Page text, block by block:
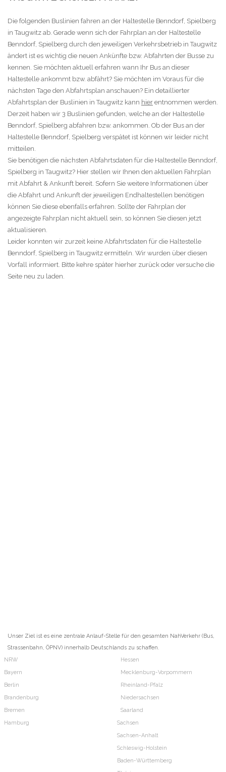
Die folgenden Buslinien fahren an der Haltestelle Benndorf, Spielberg
in Taugwitz ab. Gerade wenn sich der Fahrplan an der Haltestelle
Benndorf, Spielberg durch den jeweiligen Verkehrsbetrieb in Taugwitz
ändert ist es wichtig die neuen Ankünfte bzw. Abfahrten der Busse zu
kennen. Sie möchten aktuell erfahren wann Ihr Bus an dieser
Haltestelle ankommt bzw. abfährt? Sie möchten im Voraus für die
nächsten Tage den Abfahrtsplan anschauen? Ein detaillierter
Abfahrtsplan der Buslinien in Taugwitz kann hier entnommen werden.
Derzeit haben wir 3 Buslinien gefunden, welche an der Haltestelle
Benndorf, Spielberg abfahren bzw. ankommen. Ob der Bus an der
Haltestelle Benndorf, Spielberg verspätet ist können wir leider nicht
mitteilen.
Sie benötigen die nächsten Abfahrtsdaten für die Haltestelle Benndorf,
Spielberg in Taugwitz? Hier stellen wir Ihnen den aktuellen Fahrplan
mit Abfahrt & Ankunft bereit. Sofern Sie weitere Informationen über
die Abfahrt und Ankunft der jeweiligen Endhaltestellen benötigen
können Sie diese ebenfalls erfahren. Sollte der Fahrplan der
angezeigte Fahrplan nicht aktuell sein, so können Sie diesen jetzt
aktualisieren.
Leider konnten wir zurzeit keine Abfahrtsdaten für die Haltestelle
Benndorf, Spielberg in Taugwitz ermitteln. Wir wurden über diesen
Vorfall informiert. Bitte kehre später hierher zurück oder versuche die
Seite neu zu laden.
Unser Ziel ist es eine zentrale Anlauf-Stelle für den gesamten NahVerkehr (Bus,
Strassenbahn, ÖPNV) innerhalb Deutschlands zu schaffen.
NRW
Bayern
Berlin
Brandenburg
Bremen
Hamburg
Hessen
Mecklenburg-Vorpommern
Rheinland-Pfalz
Niedersachsen
Saarland
Sachsen
Sachsen-Anhalt
Schleswig-Holstein
Baden-Württemberg